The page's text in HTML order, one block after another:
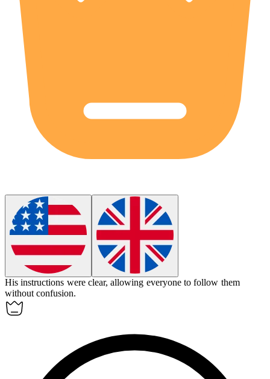
His instructions were clear, allowing everyone to follow them
without confusion.